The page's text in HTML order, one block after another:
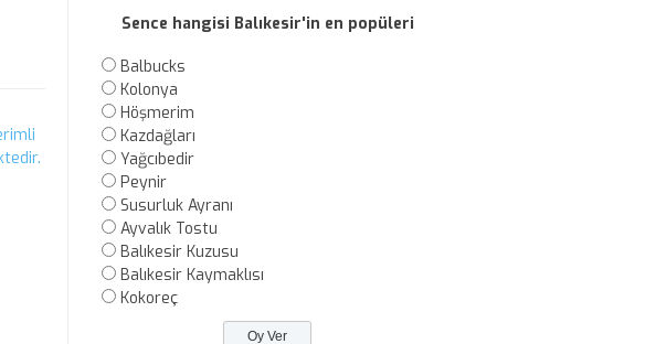
Sence hangisi Balıkesir'in en popüleri
Balbucks
Kolonya
Höşmerim
Kazdağları
Yağcıbedir
Peynir
Susurluk Ayranı
Ayvalık Tostu
Balıkesir Kuzusu
Balıkesir Kaymaklısı
Kokoreç